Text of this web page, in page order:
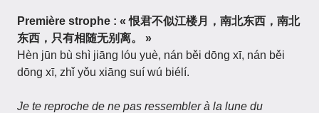
Première strophe : « 恨君不似江楼月，南北东西，南北
东西，只有相随无别离。 »
Hèn jūn bù shì jiāng lóu yuè, nán běi dōng xī, nán běi
dōng xī, zhǐ yǒu xiāng suí wú biélí.
Je te reproche de ne pas ressembler à la lune du